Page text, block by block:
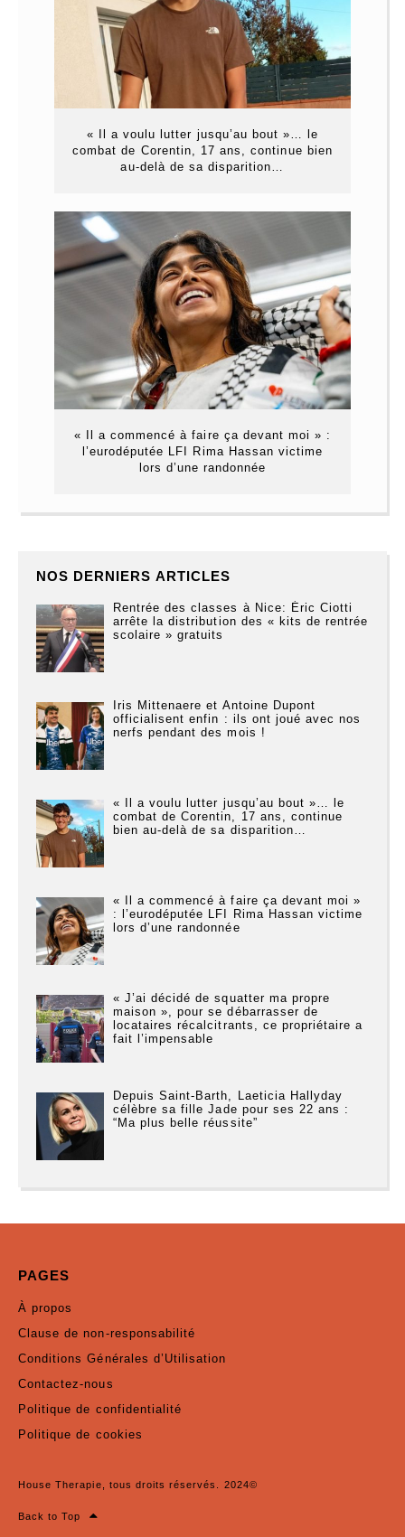
« Il a voulu lutter jusqu’au bout »… le
combat de Corentin, 17 ans, continue bien
au-delà de sa disparition…
« Il a commencé à faire ça devant moi » :
l’eurodéputée LFI Rima Hassan victime
lors d’une randonnée
NOS DERNIERS ARTICLES
Rentrée des classes à Nice: Éric Ciotti
arrête la distribution des « kits de rentrée
scolaire » gratuits
Iris Mittenaere et Antoine Dupont
officialisent enfin : ils ont joué avec nos
nerfs pendant des mois !
« Il a voulu lutter jusqu’au bout »… le
combat de Corentin, 17 ans, continue
bien au-delà de sa disparition…
« Il a commencé à faire ça devant moi »
: l’eurodéputée LFI Rima Hassan victime
lors d’une randonnée
« J’ai décidé de squatter ma propre
maison », pour se débarrasser de
locataires récalcitrants, ce propriétaire a
fait l’impensable
Depuis Saint-Barth, Laeticia Hallyday
célèbre sa fille Jade pour ses 22 ans :
“Ma plus belle réussite”
PAGES
À propos
Clause de non-responsabilité
Conditions Générales d’Utilisation
Contactez-nous
Politique de confidentialité
Politique de cookies
House Therapie, tous droits réservés. 2024©
Back to Top